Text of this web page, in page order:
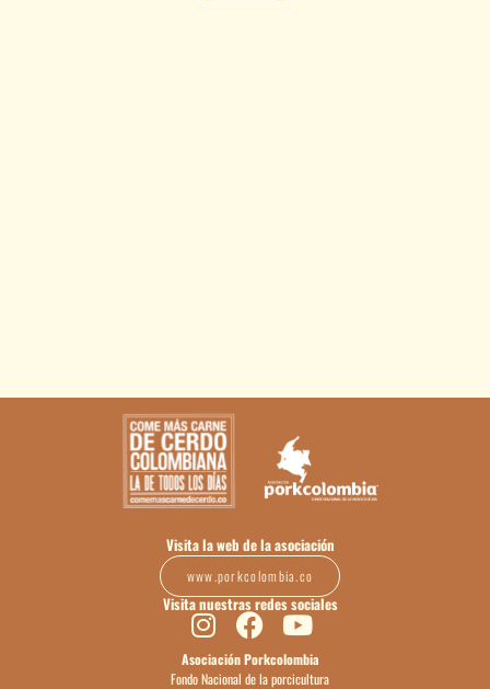
Visita la web de la asociación
www.porkcolombia.co
Visita nuestras redes sociales
Asociación Porkcolombia
Fondo Nacional de la porcicultura